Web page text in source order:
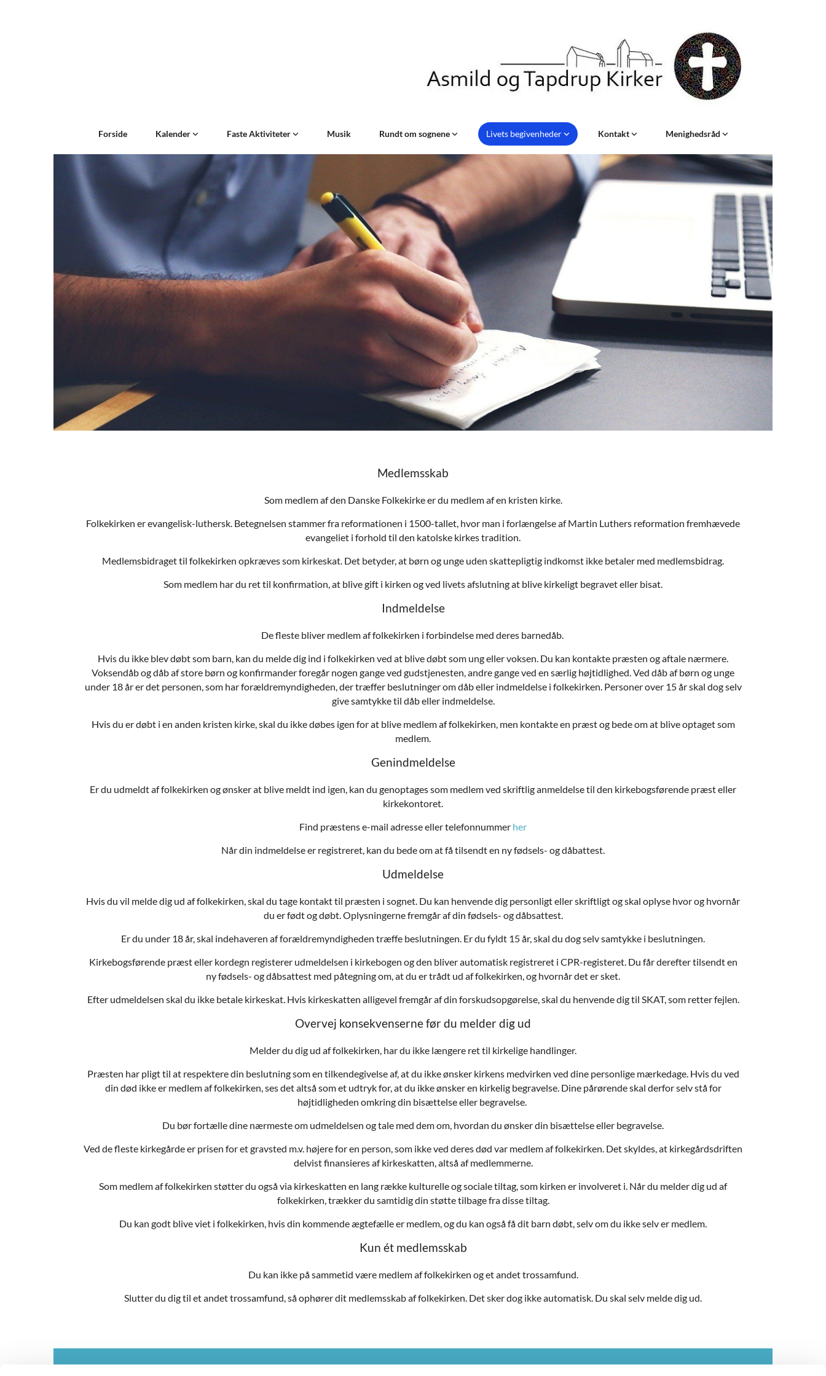
Forside Kalender Faste Aktiviteter Musik Rundt om sognene Livets begivenheder Kontakt Menighedsråd
Medlemsskab
Som medlem af den Danske Folkekirke er du medlem af en kristen kirke.
Folkekirken er evangelisk-luthersk. Betegnelsen stammer fra reformationen i 1500-tallet, hvor man i forlængelse af Martin Luthers reformation fremhævede
evangeliet i forhold til den katolske kirkes tradition.
Medlemsbidraget til folkekirken opkræves som kirkeskat. Det betyder, at børn og unge uden skattepligtig indkomst ikke betaler med medlemsbidrag.
Som medlem har du ret til konfirmation, at blive gift i kirken og ved livets afslutning at blive kirkeligt begravet eller bisat.
Indmeldelse
De fleste bliver medlem af folkekirken i forbindelse med deres barnedåb.
Hvis du ikke blev døbt som barn, kan du melde dig ind i folkekirken ved at blive døbt som ung eller voksen. Du kan kontakte præsten og aftale nærmere.
Voksendåb og dåb af store børn og konfirmander foregår nogen gange ved gudstjenesten, andre gange ved en særlig højtidlighed. Ved dåb af børn og unge
under 18 år er det personen, som har forældremyndigheden, der træffer beslutninger om dåb eller indmeldelse i folkekirken. Personer over 15 år skal dog selv
give samtykke til dåb eller indmeldelse.
Hvis du er døbt i en anden kristen kirke, skal du ikke døbes igen for at blive medlem af folkekirken, men kontakte en præst og bede om at blive optaget som
medlem.
Genindmeldelse
Er du udmeldt af folkekirken og ønsker at blive meldt ind igen, kan du genoptages som medlem ved skriftlig anmeldelse til den kirkebogsførende præst eller
kirkekontoret.
Find præstens e-mail adresse eller telefonnummer her
Når din indmeldelse er registreret, kan du bede om at få tilsendt en ny fødsels- og dåbattest.
Udmeldelse
Hvis du vil melde dig ud af folkekirken, skal du tage kontakt til præsten i sognet. Du kan henvende dig personligt eller skriftligt og skal oplyse hvor og hvornår
du er født og døbt. Oplysningerne fremgår af din fødsels- og dåbsattest.
Er du under 18 år, skal indehaveren af forældremyndigheden træffe beslutningen. Er du fyldt 15 år, skal du dog selv samtykke i beslutningen.
Kirkebogsførende præst eller kordegn registerer udmeldelsen i kirkebogen og den bliver automatisk registreret i CPR-registeret. Du får derefter tilsendt en
ny fødsels- og dåbsattest med påtegning om, at du er trådt ud af folkekirken, og hvornår det er sket.
Efter udmeldelsen skal du ikke betale kirkeskat. Hvis kirkeskatten alligevel fremgår af din forskudsopgørelse, skal du henvende dig til SKAT, som retter fejlen.
Overvej konsekvenserne før du melder dig ud
Melder du dig ud af folkekirken, har du ikke længere ret til kirkelige handlinger.
Præsten har pligt til at respektere din beslutning som en tilkendegivelse af, at du ikke ønsker kirkens medvirken ved dine personlige mærkedage. Hvis du ved
din død ikke er medlem af folkekirken, ses det altså som et udtryk for, at du ikke ønsker en kirkelig begravelse. Dine pårørende skal derfor selv stå for
højtidligheden omkring din bisættelse eller begravelse.
Du bør fortælle dine nærmeste om udmeldelsen og tale med dem om, hvordan du ønsker din bisættelse eller begravelse.
Ved de fleste kirkegårde er prisen for et gravsted m.v. højere for en person, som ikke ved deres død var medlem af folkekirken. Det skyldes, at kirkegårdsdriften
delvist finansieres af kirkeskatten, altså af medlemmerne.
Som medlem af folkekirken støtter du også via kirkeskatten en lang række kulturelle og sociale tiltag, som kirken er involveret i. Når du melder dig ud af
folkekirken, trækker du samtidig din støtte tilbage fra disse tiltag.
Du kan godt blive viet i folkekirken, hvis din kommende ægtefælle er medlem, og du kan også få dit barn døbt, selv om du ikke selv er medlem.
Kun ét medlemsskab
Du kan ikke på sammetid være medlem af folkekirken og et andet trossamfund.
Slutter du dig til et andet trossamfund, så ophører dit medlemsskab af folkekirken. Det sker dog ikke automatisk. Du skal selv melde dig ud.